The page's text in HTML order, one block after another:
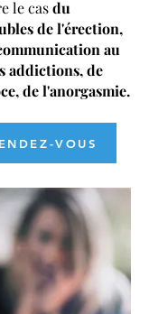
le casdu
de l'érection,
au
addictions, de
de l'anorgasmie.
VOUS